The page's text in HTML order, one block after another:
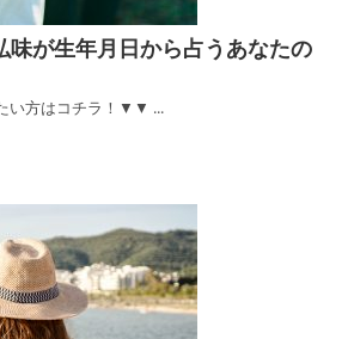
味が生年月日から占うあなたの
い方はコチラ！▼▼ ...